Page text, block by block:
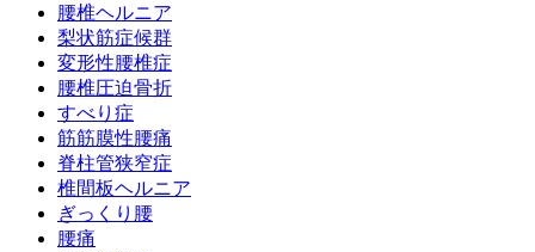
腰椎ヘルニア
梨状筋症候群
変形性腰椎症
腰椎圧迫骨折
すべり症
筋筋膜性腰痛
脊柱管狭窄症
椎間板ヘルニア
ぎっくり腰
腰痛